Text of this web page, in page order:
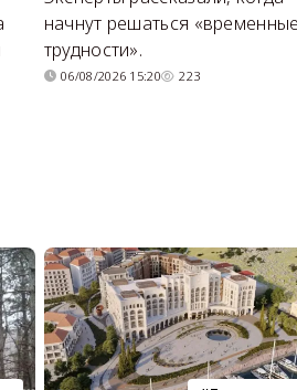
начнут решаться «временные
трудности».
06/08/2026 15:20 223